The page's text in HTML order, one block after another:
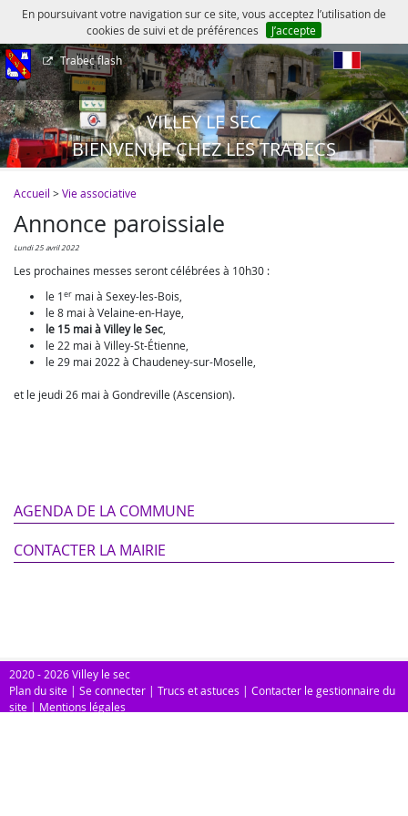
En poursuivant votre navigation sur ce site, vous acceptez l’utilisation de
cookies de suivi et de préférences
J’accepte
Trabec flash
VILLEY LE SEC
BIENVENUE CHEZ LES TRABECS
Accueil >Vie associative
Annonce paroissiale
lundi 25 avril 2022
Les prochaines messes seront célébrées à 10h30 :
le 1er mai à Sexey-les-Bois,
le 8 mai à Velaine-en-Haye,
le 15 mai à Villey le Sec
le 22 mai à Villey-St-Étienne,
le 29 mai 2022 à Chaudeney-sur-Moselle,
et le jeudi 26 mai à Gondreville (Ascension).
AGENDA DE LA COMMUNE
CONTACTER LA MAIRIE
2020 - 2026 Villey le sec
Plan du site | Se connecter | Trucs et astuces | Contacter le gestionnaire du
site | Mentions légales